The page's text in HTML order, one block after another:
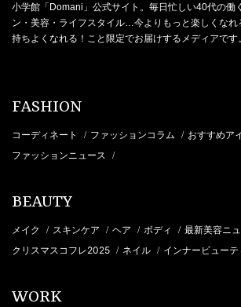
小学館「Domani」公式サイト。毎日忙しい40代の働
ン・美容・ライフスタイル…今よりもっと楽しくなれ
持ちよくなれる！こと限定でお届けするメディアです。
FASHION
コーディネート / ファッションコラム / おすすめア
ファッションニュース /
BEAUTY
メイク / スキンケア / ヘア / ボディ / 最新美容ニ
クリスマスコフレ2025 / ネイル / インナービューテ
WORK